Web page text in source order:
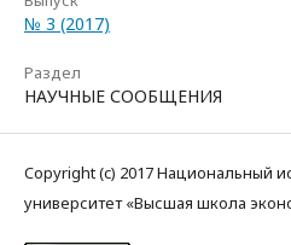
№ 3 (2017)
Раздел
НАУЧНЫЕ СООБЩЕНИЯ
Copyright (c) 2017 Национальный
университет «Высшая школа